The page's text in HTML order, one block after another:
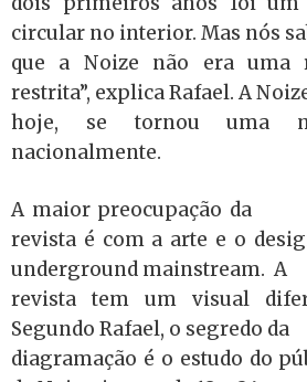
circular no interior. Mas nós
que a Noize não era uma
restrita”, explica Rafael. A
hoje, se tornou uma
nacionalmente.
A maior preocupação da
revista é com a arte e o
underground mainstream. A
revista tem um visual
Segundo Rafael, o segredo da
diagramação é o estudo do